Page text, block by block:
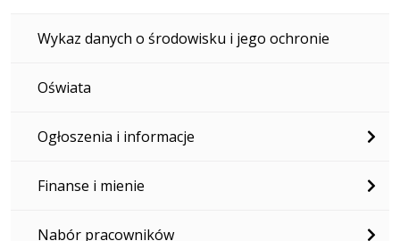
Wykaz danych o środowisku i jego ochronie
Oświata
Ogłoszenia i informacje
Finanse i mienie
Nabór pracowników